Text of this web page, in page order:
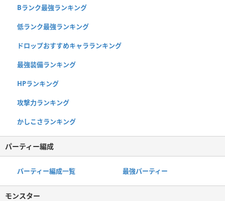
Bランク最強ランキング
低ランク最強ランキング
ドロップおすすめキャラランキング
最強装備ランキング
HPランキング
攻撃力ランキング
かしこさランキング
パーティー編成
パーティー編成一覧 最強パーティー
モンスター